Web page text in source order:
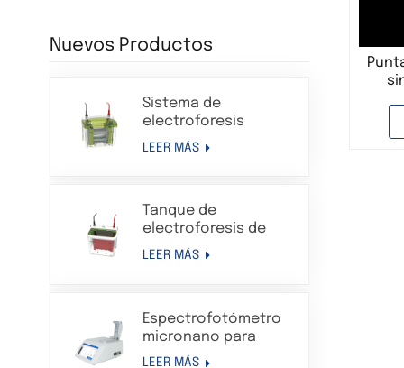
Nuevos Productos
Sistema de
electroforesis
Western Blot en gel
de proteínas con
vertical
LEER MÁS
Tanque de
electroforesis de
transferencia
Sistema de aparato
compatible con Bio-
Rad
LEER MÁS
Espectrofotómetro
micronano para
análisis de
LEER MÁS